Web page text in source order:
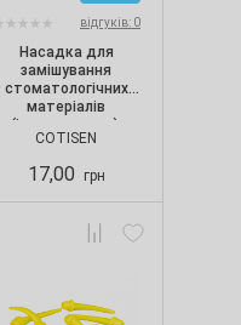
відгуків: 0
Насадка для
замішування
стоматологічних
матеріалів
(інтраоральна),
маленька (5 шт./уп.)
COTISEN
17,00 грн